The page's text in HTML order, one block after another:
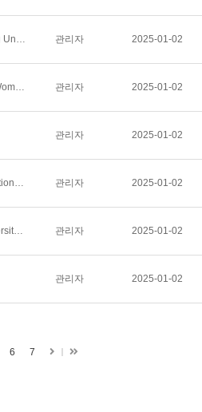
(2024 Study in Korea Education Fair, Interview) 순천향대학교 – Soonchunhyang University 관리자 2025-01-02
(2024 Study in Korea Education Fair, Interview) 숙명여자대학교 – Sookmyung Women’s University 관리자 2025-01-02
관리자 2025-01-02
(2024 Study in Korea Education Fair, Interview) 서울과학기술대학교 – Seoul National University of Science and Technology 관리자 2025-01-02
(2024 Study in Korea Education Fair, Interview) 포항공과대학교 – Pohang University of Science and Technology 관리자 2025-01-02
관리자 2025-01-02
6 7
다
마